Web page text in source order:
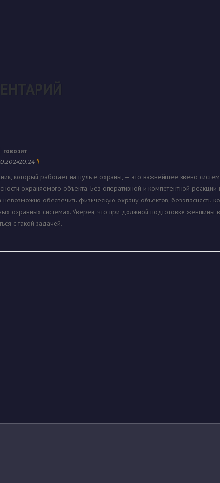
говорит
#
который работает на пульте охраны, — это важнейшее звено
охраняемого объекта. Без оперативной и компетентной реакции
невозможно обеспечить физическую охрану объектов, безопасность
охранных системах. Уверен, что при должной подготовке женщины
с такой задачей.